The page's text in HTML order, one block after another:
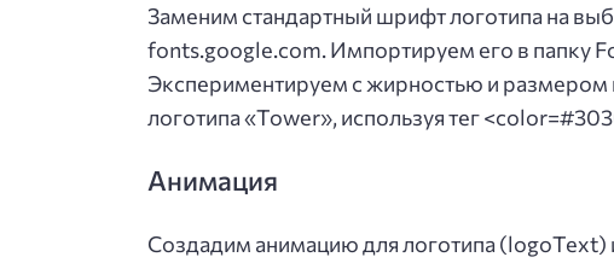
Заменим стандартный шрифт логотипа на
fonts.google.com. Импортируем его в папку
Экспериментируем с жирностью и размером
логотипа «Tower», используя тег
Анимация
Создадим анимацию для логотипа (logoText)